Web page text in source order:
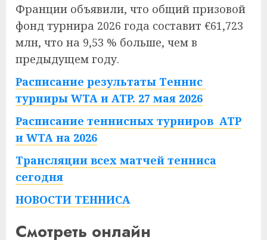
Франции объявили, что общий призовой
фонд турнира 2026 года составит €61,723
млн, что на 9,53 % больше, чем в
предыдущем году.
Расписание результаты Теннис
турниры WTA и ATP. 27 мая 2026
Расписание теннисных турниров ATP
и WTA на 2026
Трансляции всех матчей тенниса
сегодня
НОВОСТИ ТЕННИСА
Смотреть онлайн